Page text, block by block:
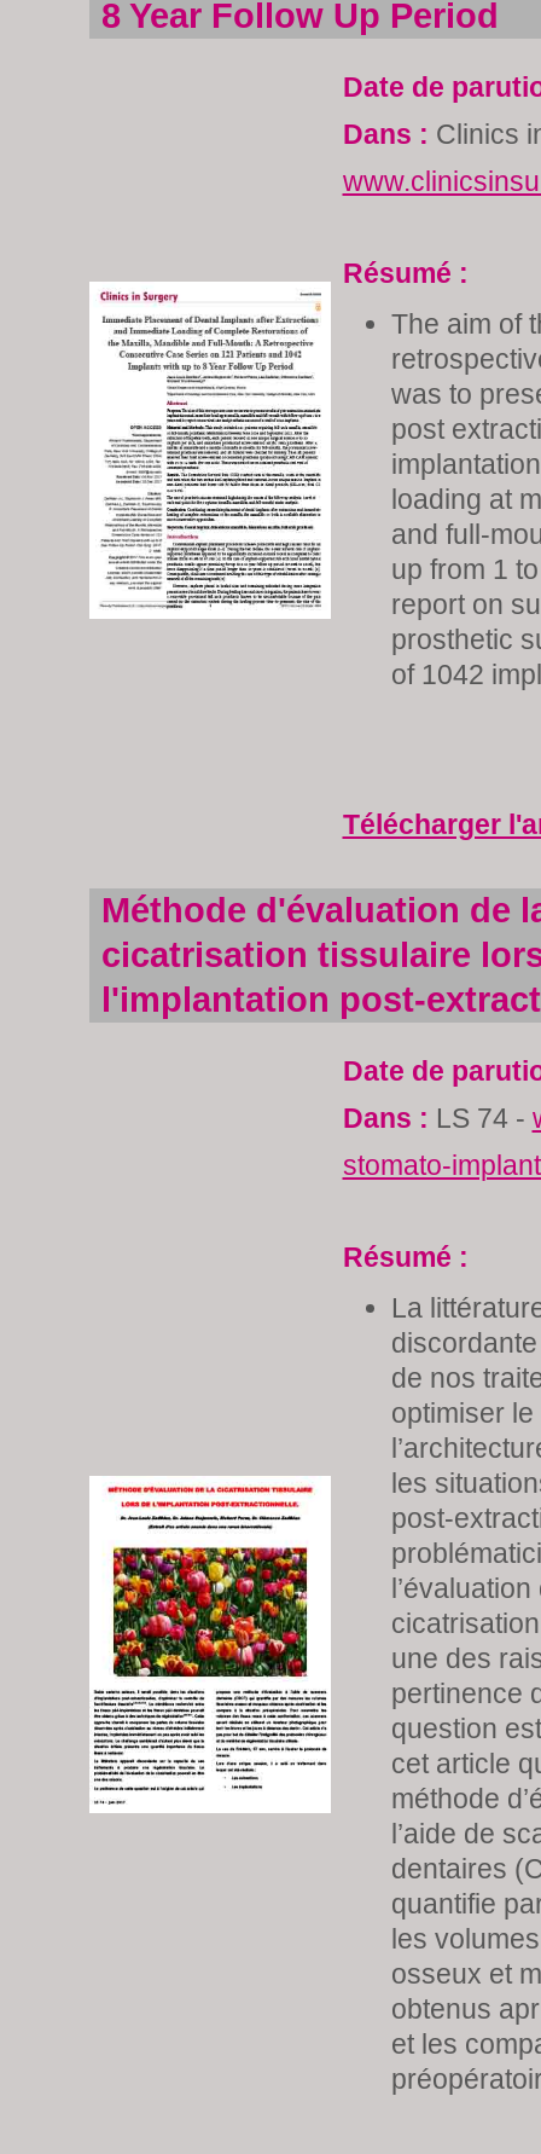
8 Year Follow Up Period
Date de
Dans : Clinics
Résumé :
The aim of
was to
post
loading at
and full-
up from 1
report on
prosthetic
of 1042
Télécharger
Méthode d'évaluation de
cicatrisation tissulaire
l'implantation post-
Date de
Dans : LS 74 -
stomato-
Résumé :
La
de nos
optimiser
les
post-
l’évaluation
une des
pertinence
question
cet article
méthode
l’aide de
dentaires
quantifie
les
osseux et
obtenus
et les